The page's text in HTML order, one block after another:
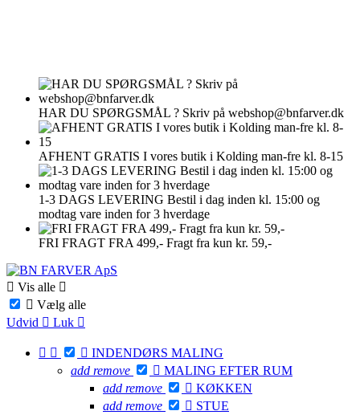
HAR DU SPØRGSMÅL ? Skriv på webshop@bnfarver.dk
AFHENT GRATIS I vores butik i Kolding man-fre kl. 8-15
1-3 DAGS LEVERING Bestil i dag inden kl. 15:00 og
modtag vare inden for 3 hverdage
FRI FRAGT FRA 499,- Fragt fra kun kr. 59,-
 Vis alle 
 Vælg alle
Udvid  Luk 
   INDENDØRS MALING
add remove  MALING EFTER RUM
add remove  KØKKEN
add remove  STUE